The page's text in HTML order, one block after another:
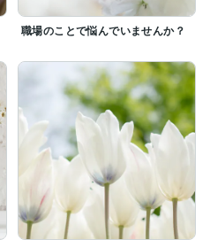
職場のことで悩んでいませんか？